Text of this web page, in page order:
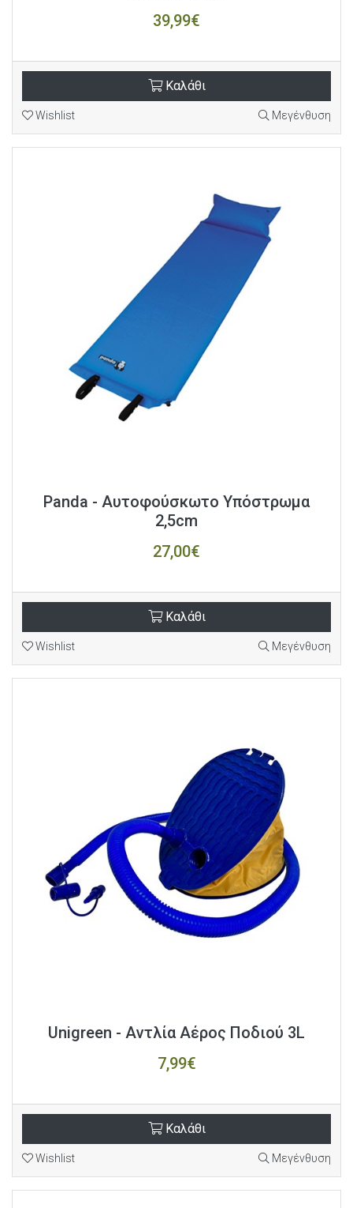
39,99€
Καλάθι
Wishlist Μεγένθυση
Panda - Αυτοφούσκωτο Υπόστρωμα
2,5cm
27,00€
Καλάθι
Wishlist Μεγένθυση
Unigreen - Αντλία Αέρος Ποδιού 3L
7,99€
Καλάθι
Wishlist Μεγένθυση